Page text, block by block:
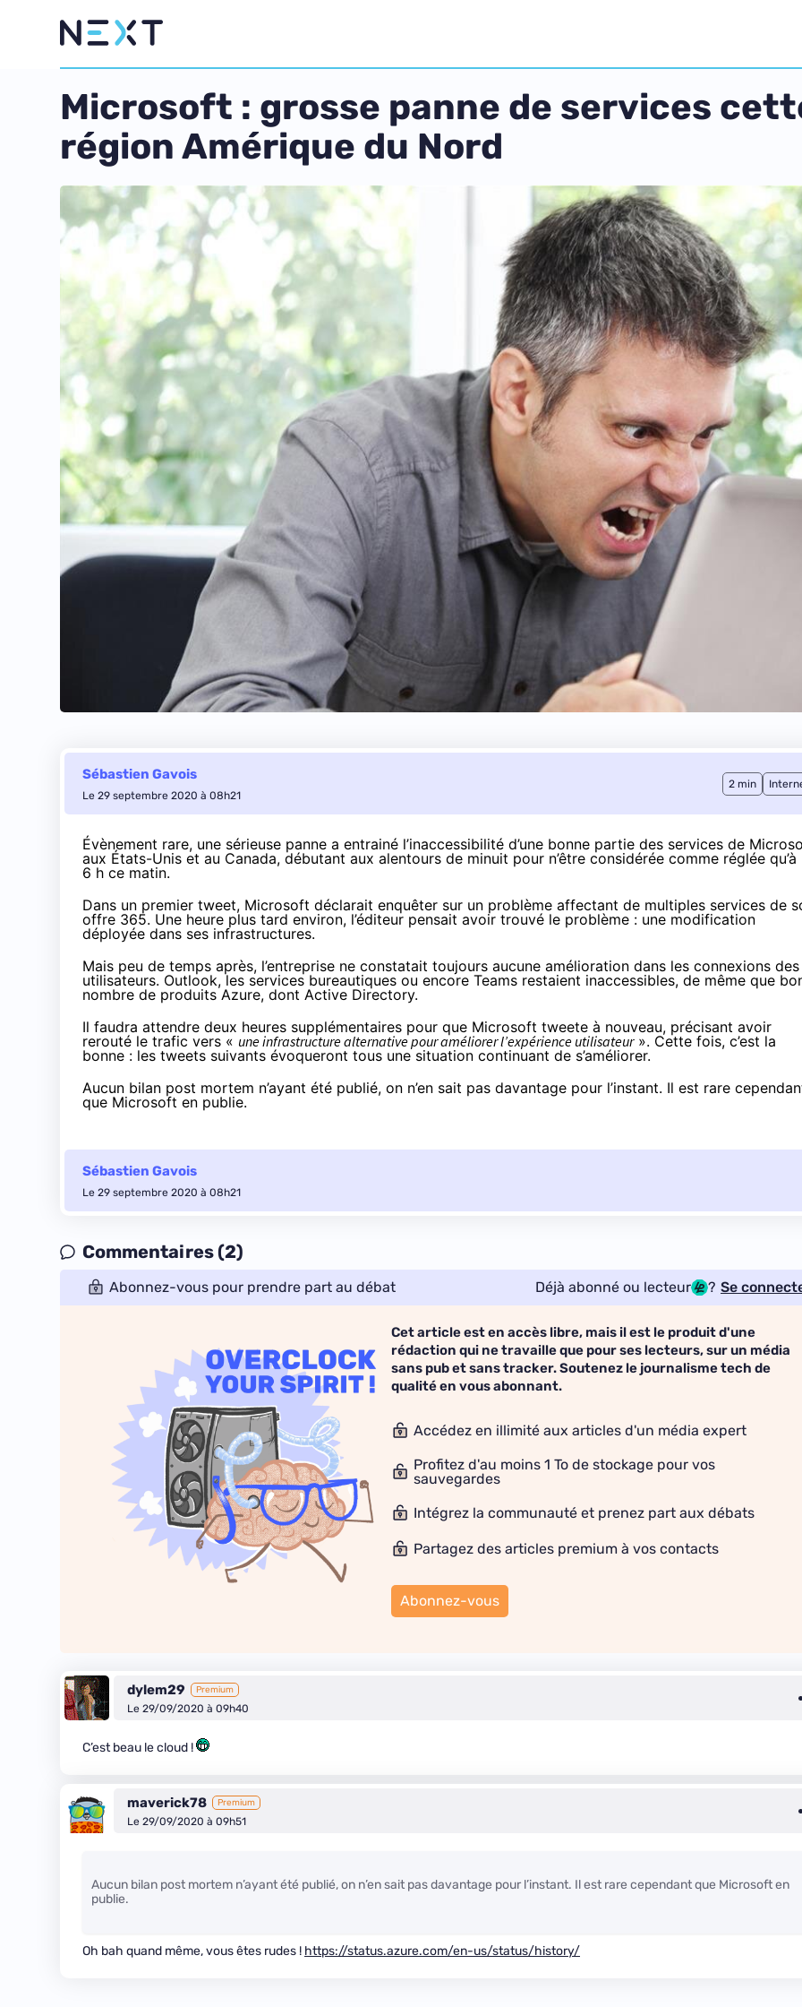
Microsoft : grosse panne de services
région Amérique du Nord
Sébastien Gavois
Le 29 septembre 2020 à 08h21
2 min
Évènement rare, une sérieuse panne a entrainé l’inaccessibilité d’une bonne partie des services de
aux États-Unis et au Canada, débutant aux alentours de minuit pour n’être considérée comme réglée qu’à
6 h ce matin.
Dans un premier tweet, Microsoft déclarait enquêter sur un problème affectant de multiples services de
offre 365. Une heure plus tard environ, l’éditeur pensait avoir trouvé le problème : une modification
déployée dans ses infrastructures.
Mais peu de temps après, l’entreprise ne constatait toujours aucune amélioration dans les connexions des
utilisateurs. Outlook, les services bureautiques ou encore Teams restaient inaccessibles, de même que
nombre de produits Azure, dont Active Directory.
Il faudra attendre deux heures supplémentaires pour que Microsoft tweete à nouveau, précisant avoir
rerouté le trafic vers « une infrastructure alternative pour améliorer l’expérience utilisateur». Cette fois, c’est la
bonne : les tweets suivants évoqueront tous une situation continuant de s’améliorer.
Aucun bilan post mortem n’ayant été publié, on n’en sait pas davantage pour l’instant. Il est rare
que Microsoft en publie.
Sébastien Gavois
Le 29 septembre 2020 à 08h21
Commentaires (2)
Abonnez-vous pour prendre part au débat Déjà abonné ou lecteur ? Se
Cet article est en accès libre, mais il est le produit d'une
rédaction qui ne travaille que pour ses lecteurs, sur un média
sans pub et sans tracker. Soutenez le journalisme tech de
qualité en vous abonnant.
Accédez en illimité aux articles d'un média expert
Profitez d'au moins 1 To de stockage pour vos
sauvegardes
Intégrez la communauté et prenez part aux débats
Partagez des articles premium à vos contacts
Abonnez-vous
dylem29 Premium
Le 29/09/2020 à 09h40
C’est beau le cloud !
maverick78 Premium
Le 29/09/2020 à 09h51
Aucun bilan post mortem n’ayant été publié, on n’en sait pas davantage pour l’instant. Il est rare cependant que Microsoft en
publie.
Oh bah quand même, vous êtes rudes ! https://status.azure.com/en-us/status/history/